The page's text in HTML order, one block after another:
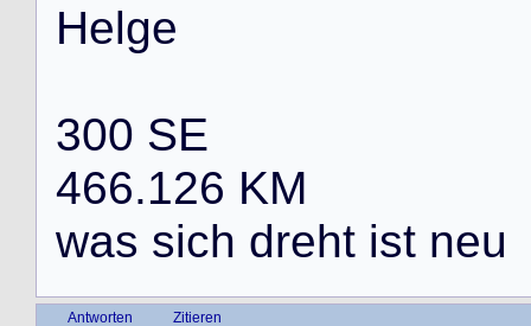
Helge
300 SE
466.126 KM
was sich dreht ist neu
Antworten Zitieren